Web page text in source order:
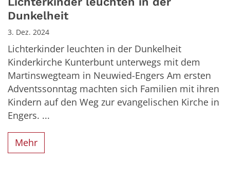
Dunkelheit
3. Dez. 2024
Lichterkinder leuchten in der Dunkelheit
Kinderkirche Kunterbunt unterwegs mit dem
Martinswegteam in Neuwied-Engers Am ersten
Adventssonntag machten sich Familien mit ihren
Kindern auf den Weg zur evangelischen Kirche in
Engers. ...
Mehr